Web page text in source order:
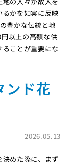
るかを如実に反映
豊かな伝統と地
以上の高額な供
ことが重要にな
ンド花
2026.05.13
めた際に、まず